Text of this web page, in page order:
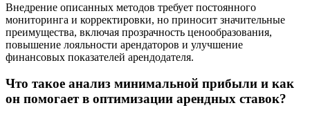
Внедрение описанных методов требует постоянного
мониторинга и корректировки, но приносит значительные
преимущества, включая прозрачность ценообразования,
повышение лояльности арендаторов и улучшение
финансовых показателей арендодателя.
Что такое анализ минимальной прибыли и как
он помогает в оптимизации арендных ставок?